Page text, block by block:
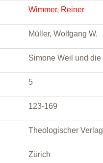
Wimmer, Reiner
Müller, Wolfgang W.
Simone Weil und
5
123-169
Theologischer
Zürich